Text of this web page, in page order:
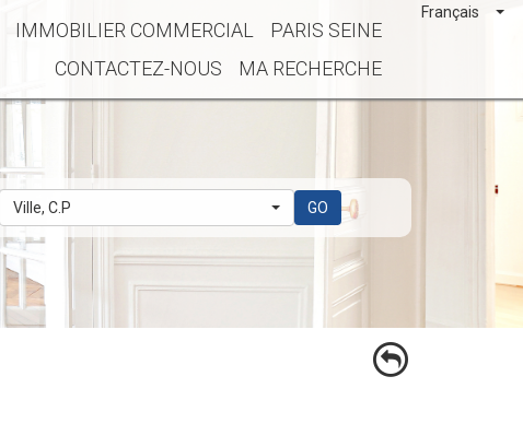
IMMOBILIER COMMERCIAL
PARIS SEINE
CONTACTEZ-NOUS
MA RECHERCHE
Français
Ville, C.P GO